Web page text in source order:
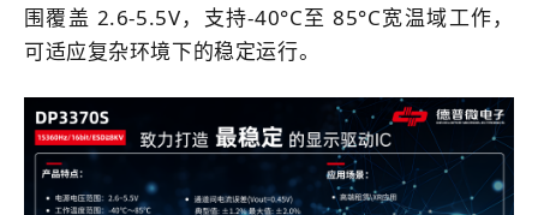
围覆盖 2.6-5.5V，支持-40°C至 85°C宽温域工作，
可适应复杂环境下的稳定运行。